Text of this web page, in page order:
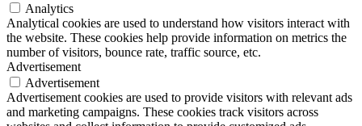
Analytics
Analytical cookies are used to understand how visitors interact with
the website. These cookies help provide information on metrics the
number of visitors, bounce rate, traffic source, etc.
Advertisement
Advertisement
Advertisement cookies are used to provide visitors with relevant ads
and marketing campaigns. These cookies track visitors across